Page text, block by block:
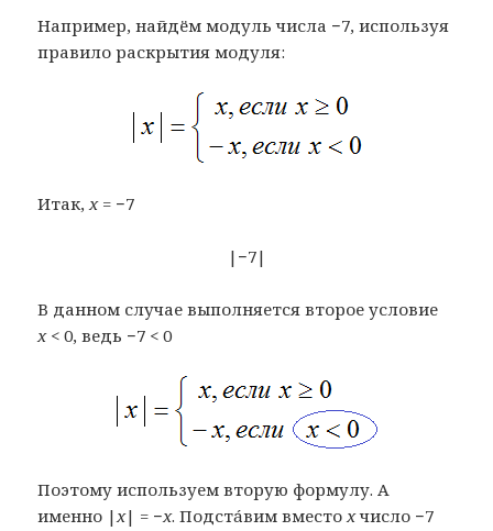
Например, найдём модуль числа −7, используя
правило раскрытия модуля:
Итак, x = −7
|−7|
В данном случае выполняется второе условие
x < 0, ведь −7 < 0
Поэтому используем вторую формулу. А
именно | x| = −x. Подстáвим вместо xчисло −7